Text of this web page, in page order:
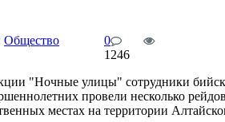
Общество
0
1246
"Ночные улицы" сотрудники
провели несколько
местах на территории